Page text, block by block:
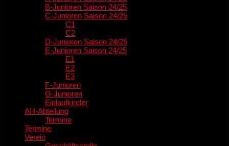
B-Junioren Saison 24/25
C-Junioren Saison 24/25
C1
C2
D-Junioren Saison 24/25
E-Junioren Saison 24/25
E1
E2
E3
F-Junioren
G-Junioren
Einlaufkinder
AH-Abteilung
Termine
Termine
Verein